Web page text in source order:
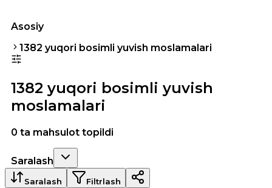
Asosiy
1382 yuqori bosimli yuvish moslamalari
1382 yuqori bosimli yuvish
moslamalari
0 ta mahsulot topildi
Saralash
Saralash Filtrlash